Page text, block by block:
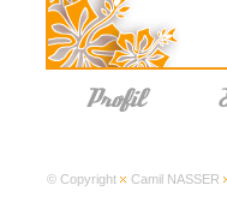
© Copyright Camil NASSER